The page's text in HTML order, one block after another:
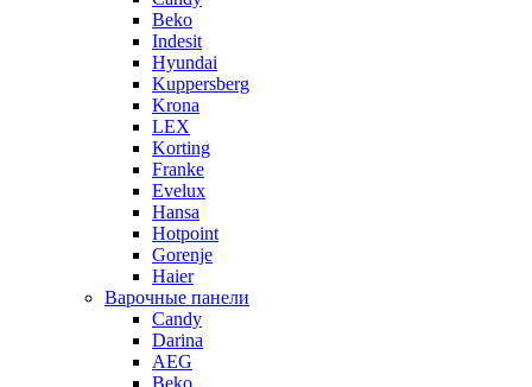
Beko
Indesit
Hyundai
Kuppersberg
Krona
LEX
Korting
Franke
Evelux
Hansa
Hotpoint
Gorenje
Haier
Варочные панели
Candy
Darina
AEG